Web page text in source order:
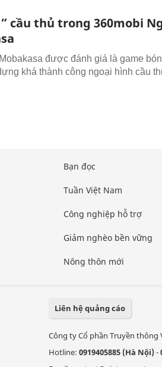
cầu thủ trong 360mobi
được đánh giá là game
khá thành công ngoại hình cầu
Bạn đọc
Tuần Việt Nam
Công nghiệp hỗ trợ
Giảm nghèo bền vững
Nông thôn mới
Liên hệ quảng cáo
Công ty Cổ phần Truyền thông
Hotline: 0919405885 (Hà Nội)-